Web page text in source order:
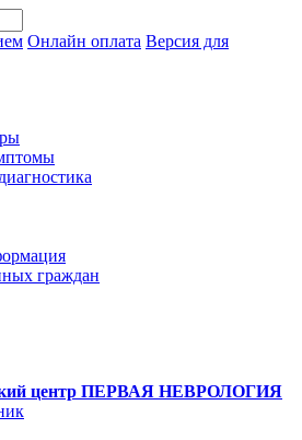
Онлайн оплата Версия для
граждан
центр ПЕРВАЯ НЕВРОЛОГИЯ